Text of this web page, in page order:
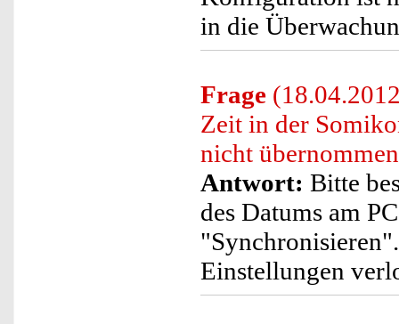
in die
Frage
Zeit in der
nicht
Antwort: Bitte
des Datums am
Einstellungen